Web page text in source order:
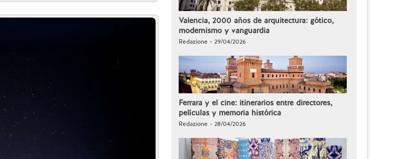
Valencia, 2000 años de arquitectura: gótico,
modernismo y vanguardia
Redazione - 29/04/2026
Ferrara y el cine: itinerarios entre directores,
películas y memoria histórica
Redazione - 28/04/2026